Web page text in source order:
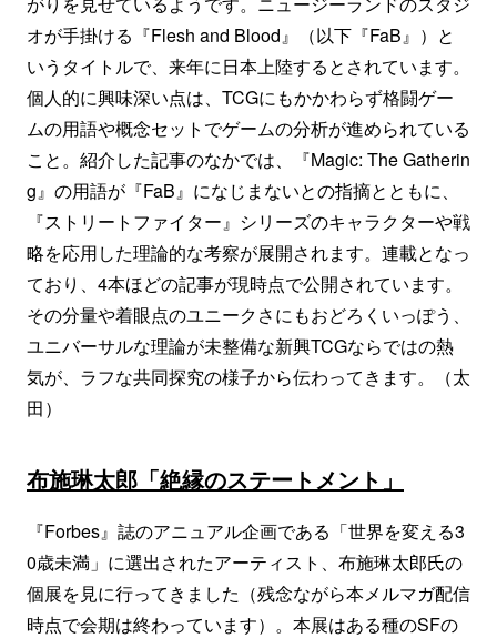
オが手掛ける『Flesh and Blood』（以下『FaB』）と
いうタイトルで、来年に日本上陸するとされています。
個人的に興味深い点は、TCGにもかかわらず格闘ゲー
ムの用語や概念セットでゲームの分析が進められている
こと。紹介した記事のなかでは、『Magic: The Gatherin
g』の用語が『FaB』になじまないとの指摘とともに、
『ストリートファイター』シリーズのキャラクターや戦
略を応用した理論的な考察が展開されます。連載となっ
ており、4本ほどの記事が現時点で公開されています。
その分量や着眼点のユニークさにもおどろくいっぽう、
ユニバーサルな理論が未整備な新興TCGならではの熱
気が、ラフな共同探究の様子から伝わってきます。（太
田）
布施琳太郎「絶縁のステートメント」
『Forbes』誌のアニュアル企画である「世界を変える3
0歳未満」に選出されたアーティスト、布施琳太郎氏の
個展を見に行ってきました（残念ながら本メルマガ配信
時点で会期は終わっています）。本展はある種のSFの